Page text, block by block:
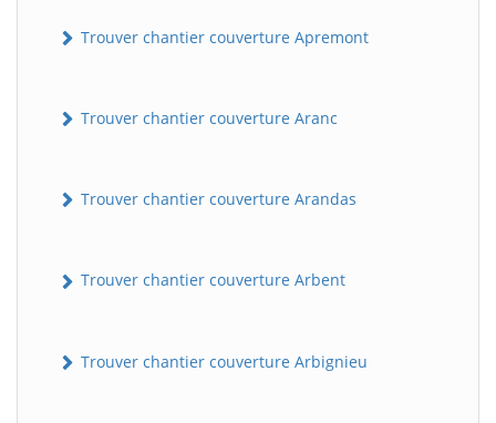
Trouver chantier couverture Apremont
Trouver chantier couverture Aranc
Trouver chantier couverture Arandas
Trouver chantier couverture Arbent
Trouver chantier couverture Arbignieu